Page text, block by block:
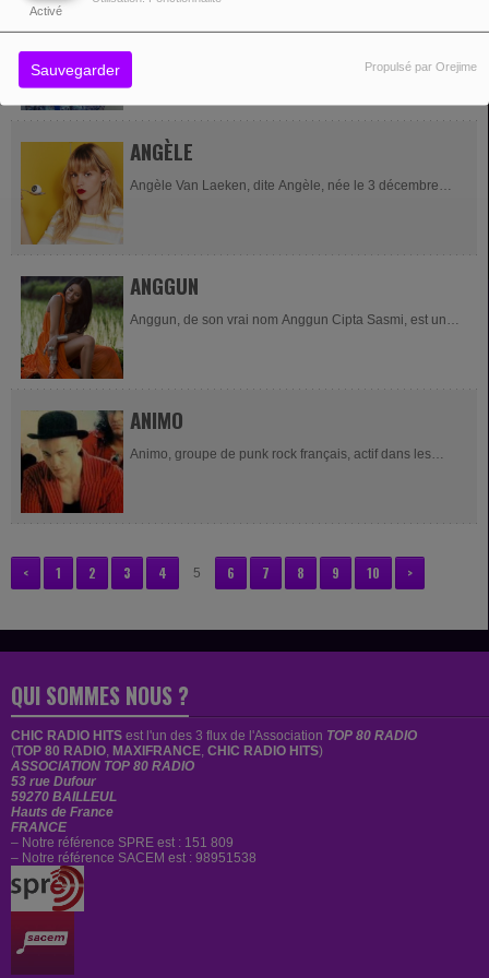
Activé
Sauvegarder Propulsé par Orejime
Aneka, de son vrai nom Mary Sandeman, est une
chanteuse britannique, née le 20 novembre 1947 en
Japanese Boy,...
ANGÈLE
Angèle Van Laeken, dite Angèle, née le 3 décembre
ANGGUN
Anggun, de son vrai nom Anggun Cipta Sasmi, est une
ANIMO
Animo, groupe de punk rock français, actif dans les
< 1 2 3 4 5 6 7 8 9 10 >
QUI SOMMES NOUS ?
CHIC RADIO HITS est l'un des 3 flux de l'Association TOP 80 RADIO
(TOP 80 RADIO, MAXIFRANCE, CHIC RADIO HITS)
ASSOCIATION TOP 80 RADIO
53 rue Dufour
59270 BAILLEUL
Hauts de France
FRANCE
– Notre référence SPRE est : 151 809
– Notre référence SACEM est : 98951538